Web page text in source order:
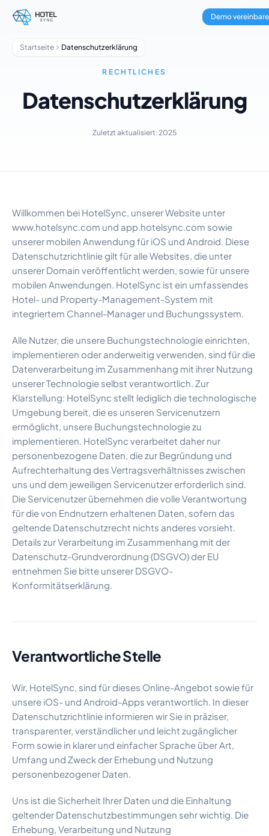
Zum Hauptinhalt springen
Property Management
Channel Manager
Zahlungsabwicklung
Housekeeping-App
Hotels
Hausverwalter
FAQ
Blog
Partnerschaften
HotelSync EDU
Sicherheit & Vertrauen
Kundenerfolgsgeschichten
Was Sie erwartet
Änderungsprotokoll
Preise
All-in-One-Lösung
ROI-Rechner für Hotels
Demo vereinbaren
Karriere
Demo
Startseite Datenschutzerklärung
RECHTLICHES
Datenschutzerklärung
Zuletzt aktualisiert: 2025
Willkommen bei HotelSync, unserer Website unter
www.hotelsync.com und app.hotelsync.com sowie
unserer mobilen Anwendung für iOS und Android. Diese
Datenschutzrichtlinie gilt für alle Websites, die unter
unserer Domain veröffentlicht werden, sowie für unsere
mobilen Anwendungen. HotelSync ist ein umfassendes
Hotel- und Property-Management-System mit
integriertem Channel-Manager und Buchungssystem.
Alle Nutzer, die unsere Buchungstechnologie einrichten,
implementieren oder anderweitig verwenden, sind für die
Datenverarbeitung im Zusammenhang mit ihrer Nutzung
unserer Technologie selbst verantwortlich. Zur
Klarstellung: HotelSync stellt lediglich die technologische
Umgebung bereit, die es unseren Servicenutzern
ermöglicht, unsere Buchungstechnologie zu
implementieren. HotelSync verarbeitet daher nur
personenbezogene Daten, die zur Begründung und
Aufrechterhaltung des Vertragsverhältnisses zwischen
uns und dem jeweiligen Servicenutzer erforderlich sind.
Die Servicenutzer übernehmen die volle Verantwortung
für die von Endnutzern erhaltenen Daten, sofern das
geltende Datenschutzrecht nichts anderes vorsieht.
Details zur Verarbeitung im Zusammenhang mit der
Datenschutz-Grundverordnung (DSGVO) der EU
entnehmen Sie bitte unserer DSGVO-
Konformitätserklärung.
Verantwortliche Stelle
Wir, HotelSync, sind für dieses Online-Angebot sowie für
unsere iOS- und Android-Apps verantwortlich. In dieser
Datenschutzrichtlinie informieren wir Sie in präziser,
transparenter, verständlicher und leicht zugänglicher
Form sowie in klarer und einfacher Sprache über Art,
Umfang und Zweck der Erhebung und Nutzung
personenbezogener Daten.
Uns ist die Sicherheit Ihrer Daten und die Einhaltung
geltender Datenschutzbestimmungen sehr wichtig. Die
Erhebung, Verarbeitung und Nutzung